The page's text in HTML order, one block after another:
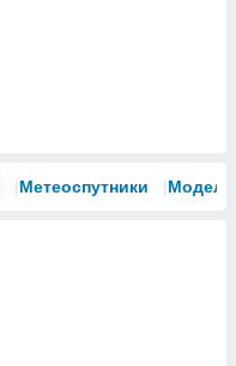
Метеоспутники Модели